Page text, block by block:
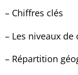
– Chiffres clés
– Les niveaux
– Répartition